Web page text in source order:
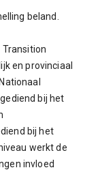
beland.
en provinciaal
bij het
bij het
werkt de
invloed